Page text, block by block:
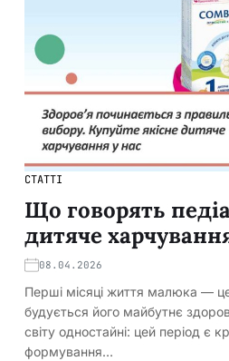
СТАТТІ
Що говорять
дитяче
08.04.2026
Перші місяці життя малюка —
будується його майбутнє
світу одностайні: цей період є
формування…